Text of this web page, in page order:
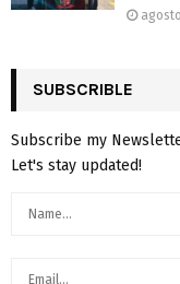
SUBSCRIBLE
Subscribe my
Let's stay updated!